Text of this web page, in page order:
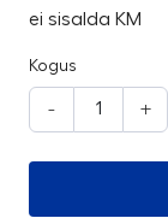
ei sisalda KM
Kogus
- +